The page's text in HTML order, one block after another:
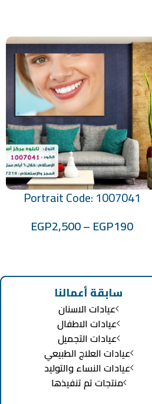
تحديد أحد الخيارات
Portrait Code: 1007041
EGP190
–
EGP2,500
سابقة أعمالنا
عيادات الاسنان
عيادات الاطفال
عيادات التجميل
عيادات العلاج الطبيعي
عيادات النساء والتوليد
منتجات تم تنفيذها